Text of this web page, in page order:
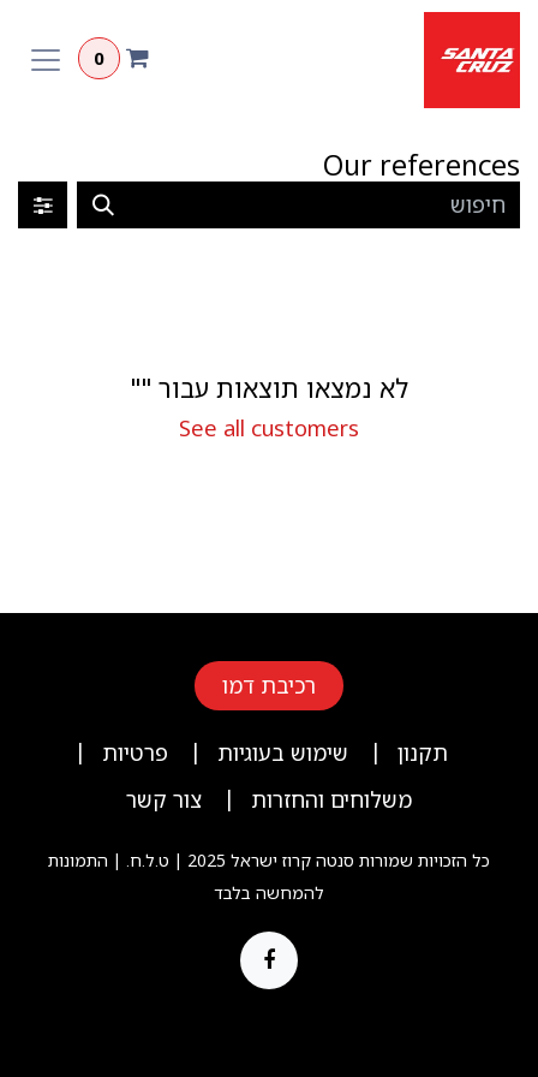
דלג לתוכן
0
Our references
לא נמצאו תוצאות עבור ""
See all customers
רכיבת דמו
תקנון | שימוש בעוגיות | פרטיות
|
משלוחים והחזרות
| צור קשר
כל הזכויות שמורות סנטה קרוז ישראל 2025 | ט.ל.ח. | התמונות
להמחשה בלבד